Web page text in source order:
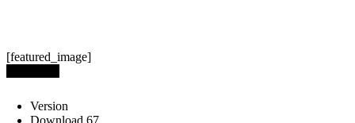
[featured_image]
Version
Download 67